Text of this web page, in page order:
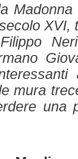
XVI,
mura
una